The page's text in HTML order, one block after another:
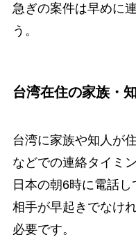
急ぎの案件は早めに
う。
台湾在住の家族・
台湾に家族や知人が
などでの連絡タイミ
日本の朝6時に電話し
相手が早起きでなけ
必要です。